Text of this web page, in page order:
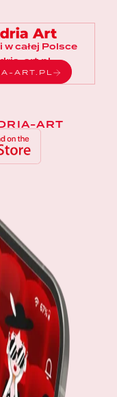
całej Polsce
art.pl
ART.PL
ART